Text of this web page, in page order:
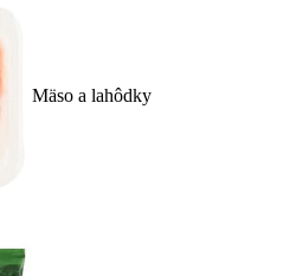
Mäso a lahôdky